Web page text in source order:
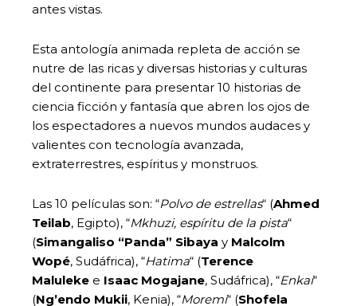
antes vistas.
Esta antología animada repleta de acción se
nutre de las ricas y diversas historias y culturas
del continente para presentar 10 historias de
ciencia ficción y fantasía que abren los ojos de
los espectadores a nuevos mundos audaces y
valientes con tecnología avanzada,
extraterrestres, espíritus y monstruos.
Las 10 películas son: “Polvo de estrellas“ (Ahmed
Teilab, Egipto), “Mkhuzi, espíritu de la pista“
(Simangaliso “Panda” Sibaya y Malcolm
Wopé, Sudáfrica), “Hatima“ (Terence
Maluleke e Isaac Mogajane, Sudáfrica), “Enkai“
(Ng’endo Mukii, Kenia), “Moremi“ (Shofela